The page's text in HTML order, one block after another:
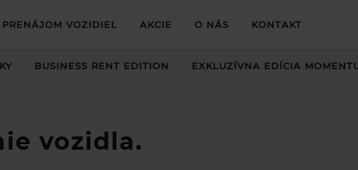
BUSINESS RENT EDITION EXKLUZÍVNA EDÍCIA
PRENÁJOM VOZIDIEL AKCIE O NÁS KONTAKT
vozidla.